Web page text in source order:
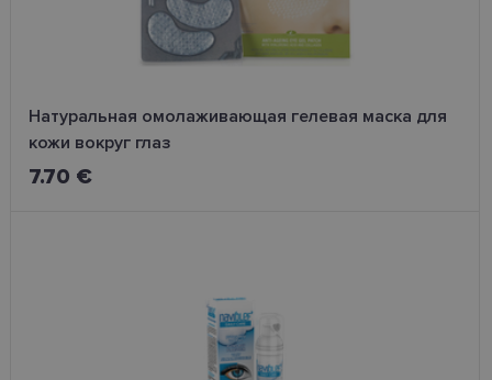
предоставить пользователям высококачественные,
универсальные и устойчивые продукты для ухода за
Натуральная омолаживающая гелевая маска для
кожи вокруг глаз
7.70 €